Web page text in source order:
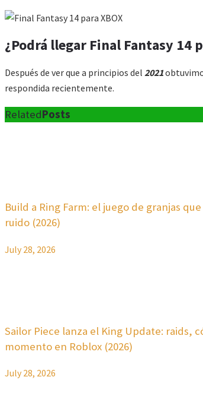
¿Podrá llegar Final Fantasy 14
Después de ver que a principios del 2021
respondida recientemente.
RelatedPosts
Build a Ring Farm: el juego de granjas
ruido (2026)
July 28, 2026
Sailor Piece lanza el King Update: raids,
momento en Roblox (2026)
July 28, 2026